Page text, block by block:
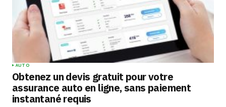
AUTO
Obtenez un devis gratuit pour votre
assurance auto en ligne, sans paiement
instantané requis